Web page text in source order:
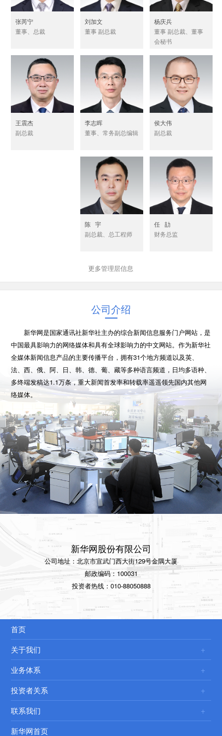
张芮宁
董事、总裁
刘加文
董事 副总裁
杨庆兵
董事 副总裁、董事
会秘书
王震杰
副总裁
李志晖
董事、常务副总编辑
侯大伟
副总裁
陈 宇
副总裁、总工程师
任 劼
财务总监
更多管理层信息
公司介绍
新华网是国家通讯社新华社主办的综合新闻信息服务门户网站，是
中国最具影响力的网络媒体和具有全球影响力的中文网站。作为新华社
全媒体新闻信息产品的主要传播平台，拥有31个地方频道以及英、
法、西、俄、阿、日、韩、德、葡、藏等多种语言频道，日均多语种、
多终端发稿达1.1万条，重大新闻首发率和转载率遥遥领先国内其他网
络媒体。
新华网股份有限公司
公司地址：北京市宣武门西大街129号金隅大厦
邮政编码：100031
投资者热线：010-88050888
首页
关于我们
业务体系
投资者关系
联系我们
新华网首页